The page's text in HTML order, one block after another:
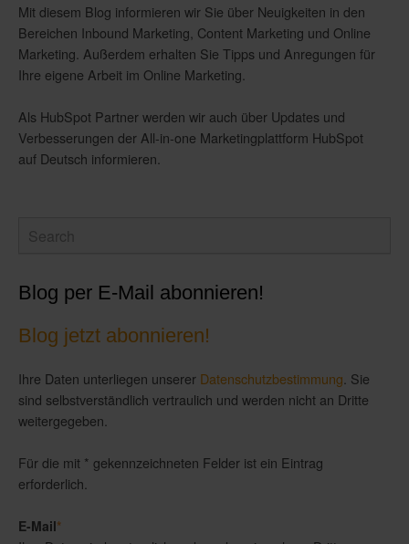
Mit diesem Blog informieren wir Sie über Neuigkeiten in den
Bereichen Inbound Marketing, Content Marketing und Online
Marketing. Außerdem erhalten Sie Tipps und Anregungen für
Ihre eigene Arbeit im Online Marketing.
Als HubSpot Partner werden wir auch über Updates und
Verbesserungen der All-in-one Marketingplattform HubSpot
auf Deutsch informieren.
Blog per E-Mail abonnieren!
Blog jetzt abonnieren!
Ihre Daten unterliegen unserer Datenschutzbestimmung . Sie
sind selbstverständlich vertraulich und werden nicht an Dritte
weitergegeben.
Für die mit * gekennzeichneten Felder ist ein Eintrag
erforderlich.
E-Mail*